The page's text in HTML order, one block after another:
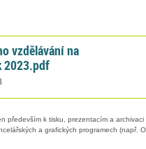
vzdělávání na
2023.pdf
především k tisku, prezentacím a
a grafických programech (např.